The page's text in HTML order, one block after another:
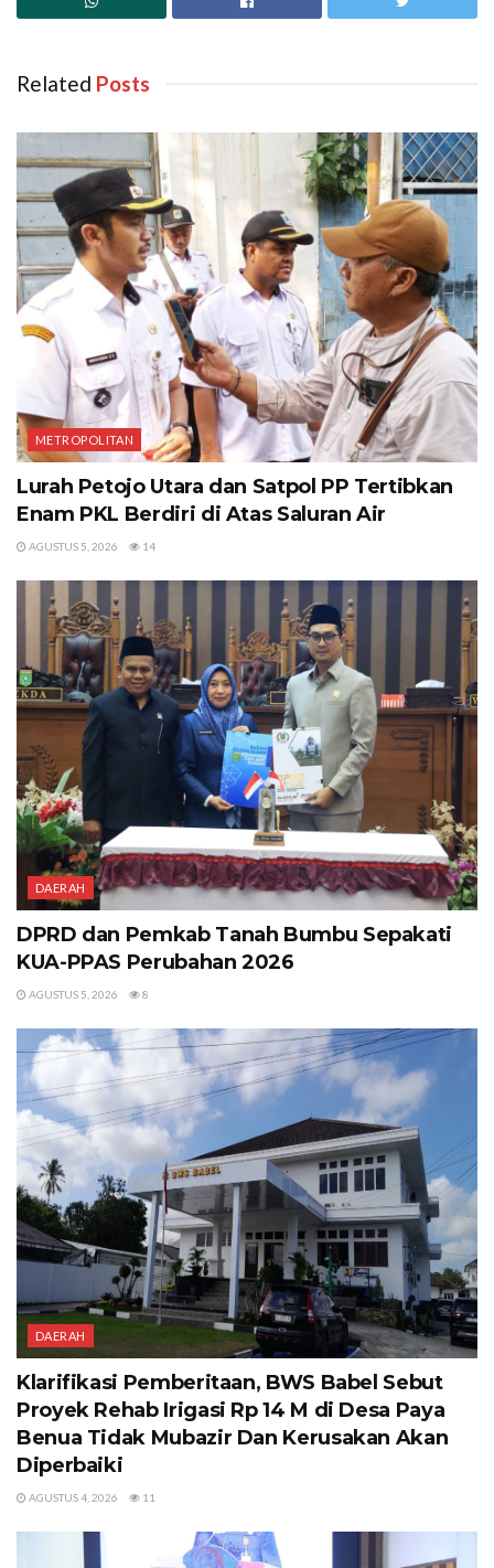
Related ‎ Posts
METROPOLITAN
Lurah Petojo Utara dan Satpol PP Tertibkan
Enam PKL Berdiri di Atas Saluran Air
AGUSTUS 5, 2026 14
DAERAH
DPRD dan Pemkab Tanah Bumbu Sepakati
KUA-PPAS Perubahan 2026
AGUSTUS 5, 2026 8
DAERAH
Klarifikasi Pemberitaan, BWS Babel Sebut
Proyek Rehab Irigasi Rp 14 M di Desa Paya
Benua Tidak Mubazir Dan Kerusakan Akan
Diperbaiki
AGUSTUS 4, 2026 11